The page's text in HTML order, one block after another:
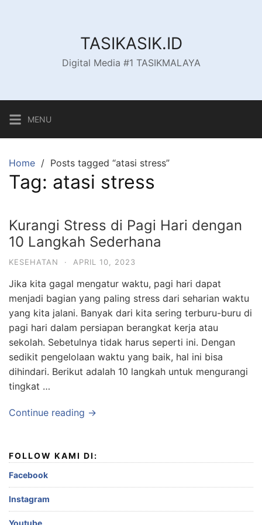
TASIKASIK.ID
Digital Media #1 TASIKMALAYA
MENU
Home Posts tagged “atasi stress”
Tag: atasi stress
Kurangi Stress di Pagi Hari dengan
10 Langkah Sederhana
KESEHATAN · APRIL 10, 2023
Jika kita gagal mengatur waktu, pagi hari dapat
menjadi bagian yang paling stress dari seharian waktu
yang kita jalani. Banyak dari kita sering terburu-buru di
pagi hari dalam persiapan berangkat kerja atau
sekolah. Sebetulnya tidak harus seperti ini. Dengan
sedikit pengelolaan waktu yang baik, hal ini bisa
dihindari. Berikut adalah 10 langkah untuk mengurangi
tingkat …
Continue reading →
FOLLOW KAMI DI:
Facebook
Instagram
Youtube